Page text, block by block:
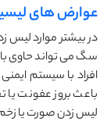
عوارض های
در بیشتر موارد لیس
سگ می تواند حاوی
افراد با سیستم
باعث بروز عفونت
لیس زدن صورت یا